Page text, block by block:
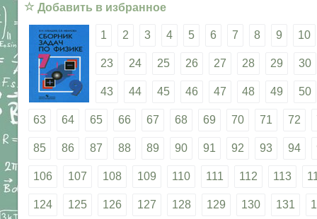
☆ Добавить в избранное
1 2 3 4 5 6 7 8 9 10
23 24 25 26 27 28 29 30
43 44 45 46 47 48 49 50
63 64 65 66 67 68 69 70 71 72
85 86 87 88 89 90 91 92 93 94
106 107 108 109 110 111 112 113
124 125 126 127 128 129 130 131